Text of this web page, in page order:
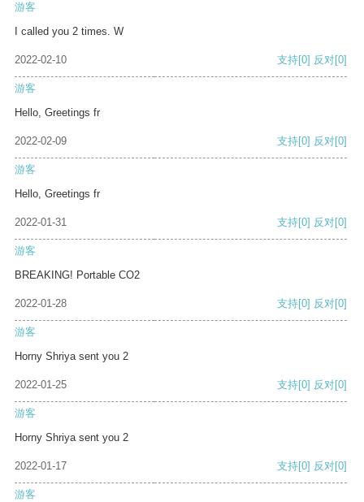
游客
I called you 2 times. W
2022-02-10 支持[0] 反对[0]
游客
Hello, Greetings fr
2022-02-09 支持[0] 反对[0]
游客
Hello, Greetings fr
2022-01-31 支持[0] 反对[0]
游客
BREAKING! Portable CO2
2022-01-28 支持[0] 反对[0]
游客
Horny Shriya sent you 2
2022-01-25 支持[0] 反对[0]
游客
Horny Shriya sent you 2
2022-01-17 支持[0] 反对[0]
游客